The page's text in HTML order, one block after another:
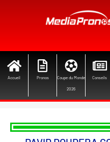
Accueil Pronos Coupe du Monde
2026
Conseils